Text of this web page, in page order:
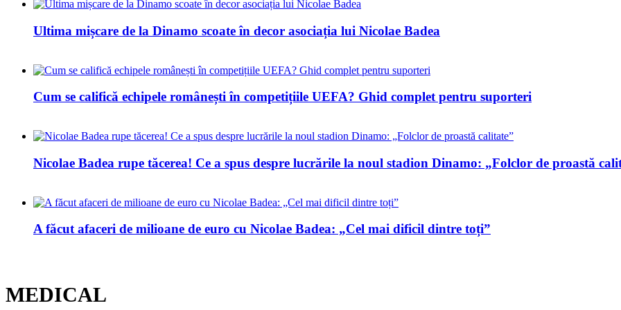
Ultima mișcare de la Dinamo scoate în decor asociația lui Nicolae Badea
Cum se califică echipele românești în competițiile UEFA? Ghid complet pentru suporteri
Nicolae Badea rupe tăcerea! Ce a spus despre lucrările la noul stadion Dinamo: „Folclor de proastă
A făcut afaceri de milioane de euro cu Nicolae Badea: „Cel mai dificil dintre toți”
MEDICAL